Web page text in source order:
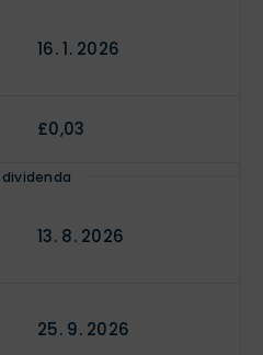
16. 1. 2026
£0,03
dividenda
13. 8. 2026
25. 9. 2026